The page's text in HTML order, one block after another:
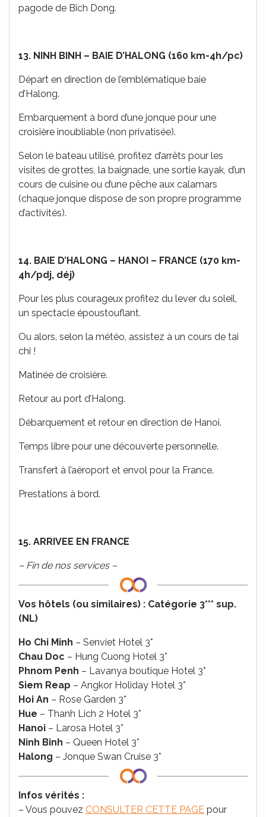
pagode de Bich Dong.
13. NINH BINH – BAIE D’HALONG (160 km-4h/pc)
Départ en direction de l’emblématique baie
d’Halong.
Embarquement à bord d’une jonque pour une
croisière inoubliable (non privatisée).
Selon le bateau utilisé, profitez d’arrêts pour les
visites de grottes, la baignade, une sortie kayak, d’un
cours de cuisine ou d’une pêche aux calamars
(chaque jonque dispose de son propre programme
d’activités).
14. BAIE D’HALONG – HANOI – FRANCE (170 km-
4h/pdj, déj)
Pour les plus courageux profitez du lever du soleil,
un spectacle époustouflant.
Ou alors, selon la météo, assistez à un cours de tai
chi !
Matinée de croisière.
Retour au port d’Halong.
Débarquement et retour en direction de Hanoi.
Temps libre pour une découverte personnelle.
Transfert à l’aéroport et envol pour la France.
Prestations à bord.
15. ARRIVEE EN FRANCE
– Fin de nos services –
Vos hôtels (ou similaires) : Catégorie 3*** sup.
(NL)
Ho Chi Minh – Senviet Hotel 3*
Chau Doc – Hung Cuong Hotel 3*
Phnom Penh – Lavanya boutique Hotel 3*
Siem Reap – Angkor Holiday Hotel 3*
Hoi An – Rose Garden 3*
Hue – Thanh Lich 2 Hotel 3*
Hanoi – Larosa Hotel 3*
Ninh Binh – Queen Hotel 3*
Halong – Jonque Swan Cruise 3*
Infos vérités :
– Vous pouvez CONSULTER CETTE PAGE pour